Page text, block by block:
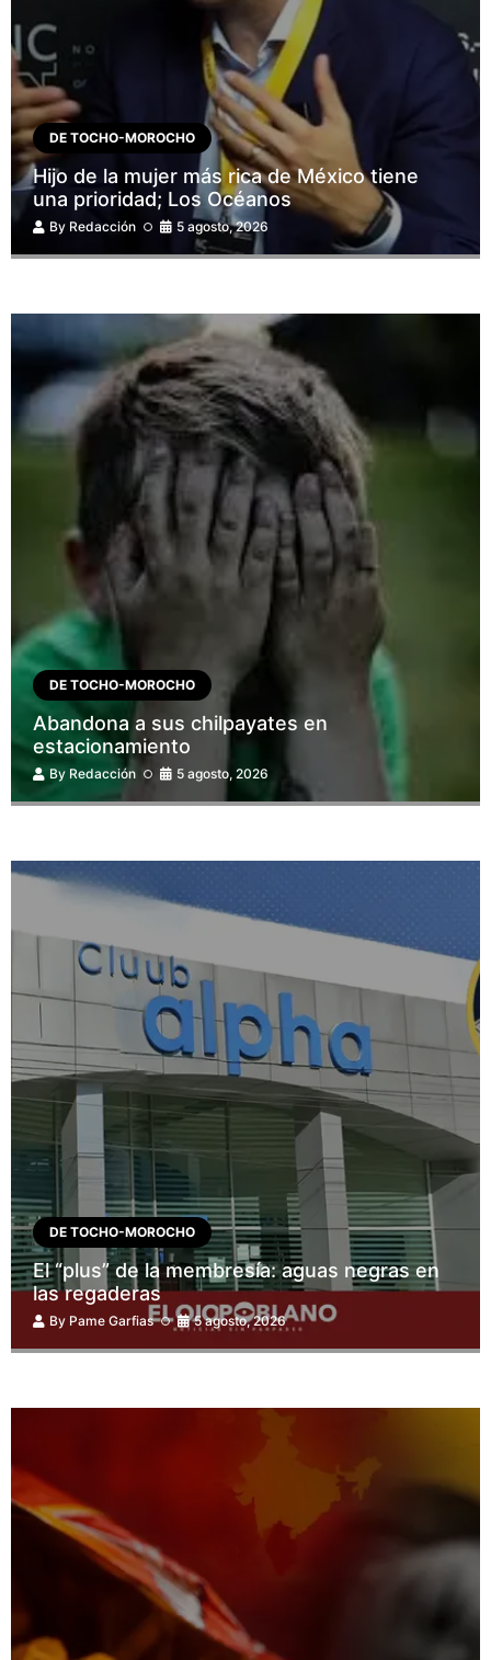
DE TOCHO-MOROCHO
Hijo de la mujer más rica de México tiene
una prioridad; Los Océanos
By Redacción 5 agosto, 2026
DE TOCHO-MOROCHO
Abandona a sus chilpayates en
estacionamiento
By Redacción 5 agosto, 2026
DE TOCHO-MOROCHO
El “plus” de la membresía: aguas negras en
las regaderas
By Pame Garfias 5 agosto, 2026